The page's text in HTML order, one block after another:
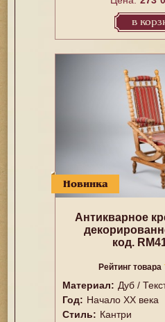
в
Новинка
Антикварное
код.
Рейтинг товара
Материал: Дуб /
Год: Начало XX века
Стиль: Кантри